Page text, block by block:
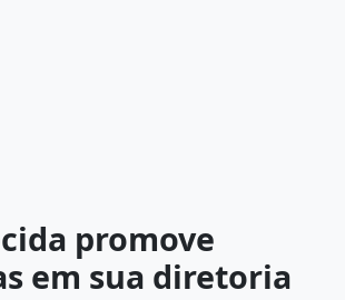
promove
em sua diretoria